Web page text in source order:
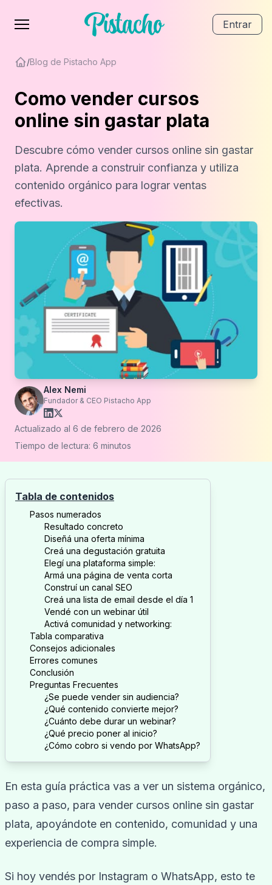
Entrar
/Blog de Pistacho App
Como vender cursos
online sin gastar plata
Descubre cómo vender cursos online sin gastar
plata. Aprende a construir confianza y utiliza
contenido orgánico para lograr ventas
efectivas.
Alex Nemi
Fundador & CEO Pistacho App
Actualizado al 6 de febrero de 2026
Tiempo de lectura: 6 minutos
Tabla de contenidos
Pasos numerados
Resultado concreto
Diseñá una oferta mínima
Creá una degustación gratuita
Elegí una plataforma simple:
Armá una página de venta corta
Construí un canal SEO
Creá una lista de email desde el día 1
Vendé con un webinar útil
Activá comunidad y networking:
Tabla comparativa
Consejos adicionales
Errores comunes
Conclusión
Preguntas Frecuentes
¿Se puede vender sin audiencia?
¿Qué contenido convierte mejor?
¿Cuánto debe durar un webinar?
¿Qué precio poner al inicio?
¿Cómo cobro si vendo por WhatsApp?
En esta guía práctica vas a ver un sistema orgánico,
paso a paso, para vender cursos online sin gastar
plata, apoyándote en contenido, comunidad y una
experiencia de compra simple.
Si hoy vendés por Instagram o WhatsApp, esto te